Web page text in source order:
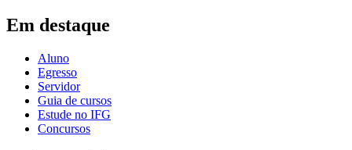
Em destaque
Aluno
Egresso
Servidor
Guia de cursos
Estude no IFG
Concursos